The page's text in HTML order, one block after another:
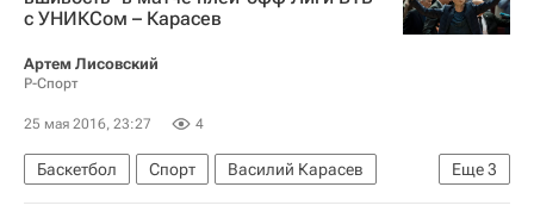
Россия
с УНИКСом – Карасев
Артем Лисовский
Р-Спорт
25 мая 2016, 23:27 4
Еще3
Баскетбол Спорт
Василий Карасев
Единая лига ВТБ
Зенит (Санкт-Петербург)